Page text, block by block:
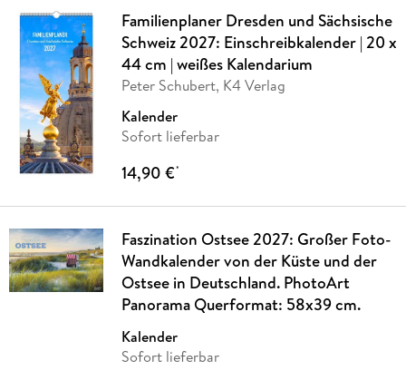
Familienplaner Dresden und Sächsische
Schweiz 2027: Einschreibkalender | 20 x
44 cm | weißes Kalendarium
Peter Schubert, K4 Verlag
Kalender
Sofort lieferbar
14,90 €*
Faszination Ostsee 2027: Großer Foto-
Wandkalender von der Küste und der
Ostsee in Deutschland. PhotoArt
Panorama Querformat: 58x39 cm.
Kalender
Sofort lieferbar